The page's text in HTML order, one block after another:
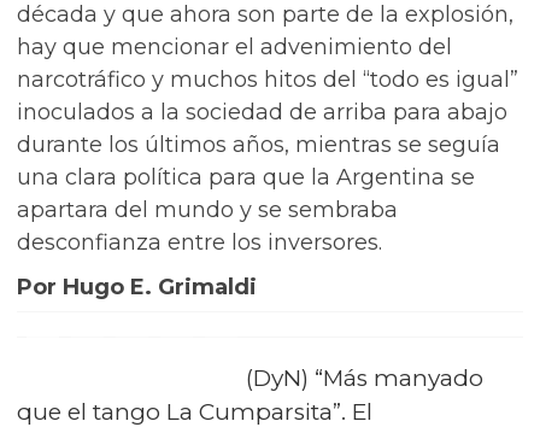
década y que ahora son parte de la explosión,
hay que mencionar el advenimiento del
narcotráfico y muchos hitos del “todo es igual”
inoculados a la sociedad de arriba para abajo
durante los últimos años, mientras se seguía
una clara política para que la Argentina se
apartara del mundo y se sembraba
desconfianza entre los inversores.
Por Hugo E. Grimaldi
(DyN) “Más manyado
que el tango La Cumparsita”. El